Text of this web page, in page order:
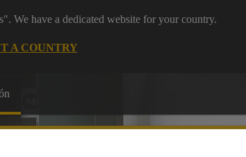
We have a dedicated website for your country.
A COUNTRY